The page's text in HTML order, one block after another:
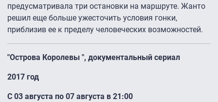
предусматривала три остановки на маршруте. Жанто
решил еще больше ужесточить условия гонки,
приблизив ее к пределу человеческих возможностей.
"Острова Королевы ", документальный сериал
2017 год
С 03 августа по 07 августа в 21:00